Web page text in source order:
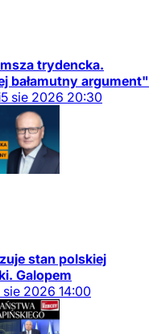
trydencka.
bałamutny argument"
5 sie 2026 20:30
stan polskiej
Galopem
sie 2026 14:00